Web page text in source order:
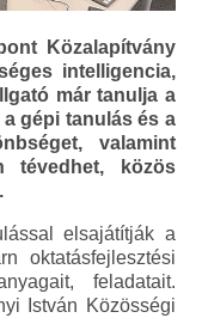
Közalapítvány
intelligencia,
már tanulja a
gépi tanulás és a
valamint
tévedhet, közös
elsajátítják a
oktatásfejlesztési
feladatait.
István Közösségi